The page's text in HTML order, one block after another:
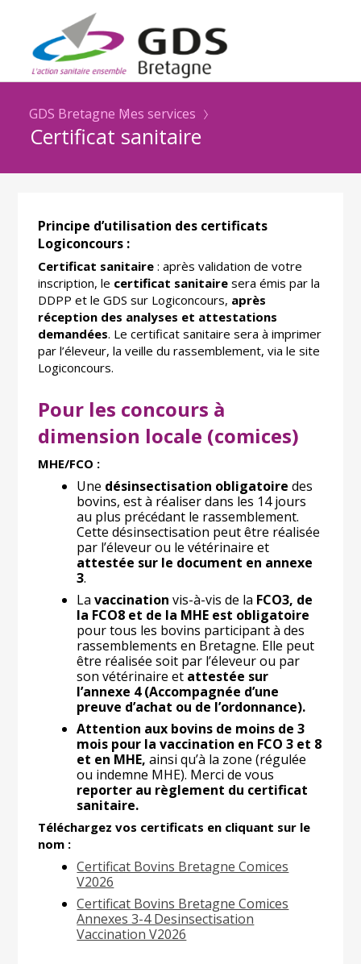
GDS Bretagne Mes services
Certificat sanitaire
Principe d’utilisation des certificats
Logiconcours :
Certificat sanitaire : après validation de votre
inscription, le certificat sanitairesera émis par la
DDPP et le GDS sur Logiconcours, après
réception des analyses et attestations
demandées. Le certificat sanitaire sera à imprimer
par l’éleveur, la veille du rassemblement, via le site
Logiconcours.
Pour les concours à
dimension locale (comices)
MHE/FCO :
Une désinsectisation obligatoire des
bovins, est à réaliser dans les 14 jours
au plus précédant le rassemblement.
Cette désinsectisation peut être réalisée
par l’éleveur ou le vétérinaire et
attestée sur le document en annexe
3.
Lavaccination vis-à-vis de la FCO3, de
la FCO8 et de la MHE est obligatoire
pour tous les bovins participant à des
rassemblements en Bretagne. Elle peut
être réalisée soit par l’éleveur ou par
son vétérinaire et attestée sur
l’annexe 4 (Accompagnée d’une
preuve d’achat ou de l’ordonnance).
Attention aux bovins de moins de 3
mois pour la vaccination en FCO 3 et 8
et en MHE,ainsi qu’à la zone (régulée
ou indemne MHE). Merci de vous
reporter au règlement du certificat
sanitaire.
Téléchargez vos certificats en cliquant sur le
nom :
Certificat Bovins Bretagne Comices
V2026
Certificat Bovins Bretagne Comices
Annexes 3-4 Desinsectisation
Vaccination V2026